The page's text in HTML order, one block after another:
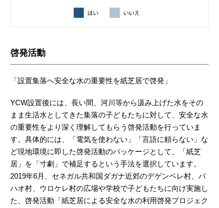
啓発活動
「設置集落へ安全な水の重要性を紙芝居で啓発」
YCW設置後には、長い間、河川等から汲み上げた水をその
まま生活水としてきた集落の子どもたちに対して、安全な水
の重要性をより深く理解してもらう啓発活動を行っていま
す。具体的には、「電気を使わない」「言語に頼らない」な
ど現地環境に即した啓発活動のパッケージとして、「紙芝
居」を「寸劇」で補足するという手法を選択しています。
2019年6月、セネガル共和国ダガナ近郊のデゲンベレ村、バ
ハオ村、ウロケレ村の広場や学校で子どもたちに向け実施し
た、啓発活動「紙芝居による安全な水の利用啓発プロジェク